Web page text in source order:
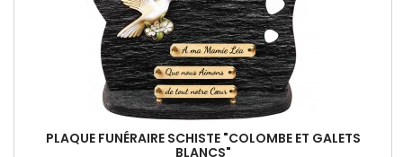
PLAQUE FUNÉRAIRE SCHISTE "COLOMBE ET GALETS
BLANCS"